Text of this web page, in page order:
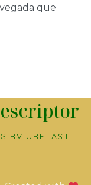
que
VIURETAST